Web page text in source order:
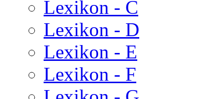
Lexikon - C
Lexikon - D
Lexikon - E
Lexikon - F